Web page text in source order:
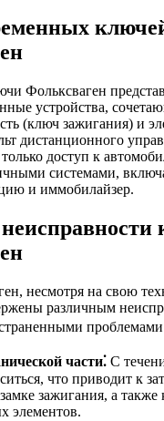
Фольксваген
устройства,
(ключ зажигания) и
дистанционного
доступ к
системами,
и иммобилайзер.
несмотря на свою
различным
проблемами
части⁚ С
что приводит к
зажигания, а также
элементов.